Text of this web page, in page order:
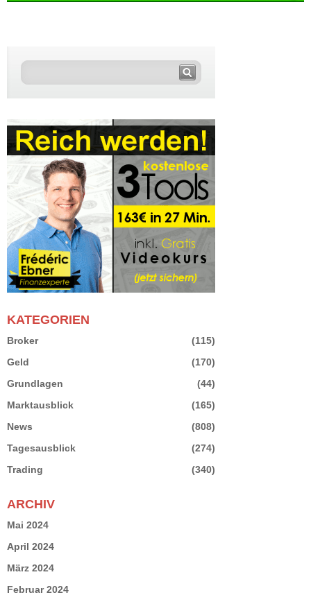
KATEGORIEN
Broker
(115)
Geld
(170)
Grundlagen
(44)
Marktausblick
(165)
News
(808)
Tagesausblick
(274)
Trading
(340)
ARCHIV
Mai 2024
April 2024
März 2024
Februar 2024